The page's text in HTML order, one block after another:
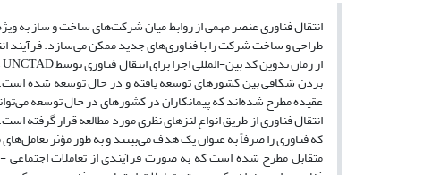
انتقال فناوری عنصر مهمی از روابط میان شرکت‌های ساخت ‌و ساز به
طراحی و ساخت شرکت را با فناوری‌های جدید ممکن می‌سازد. فرآیند
عقیده مطرح شده‌اند که پیمانکاران در کشورهای در حال توسعه
انتقال فناوری از طریق انواع لنزهای نظری مورد مطالعه قرار گرفته
که فناوری را صرفاً به عنوان یک هدف می‌بینند و به طور مؤثر
متقابل مطرح شده ‌است که به صورت فرآیندی از تعاملات اجتماعی